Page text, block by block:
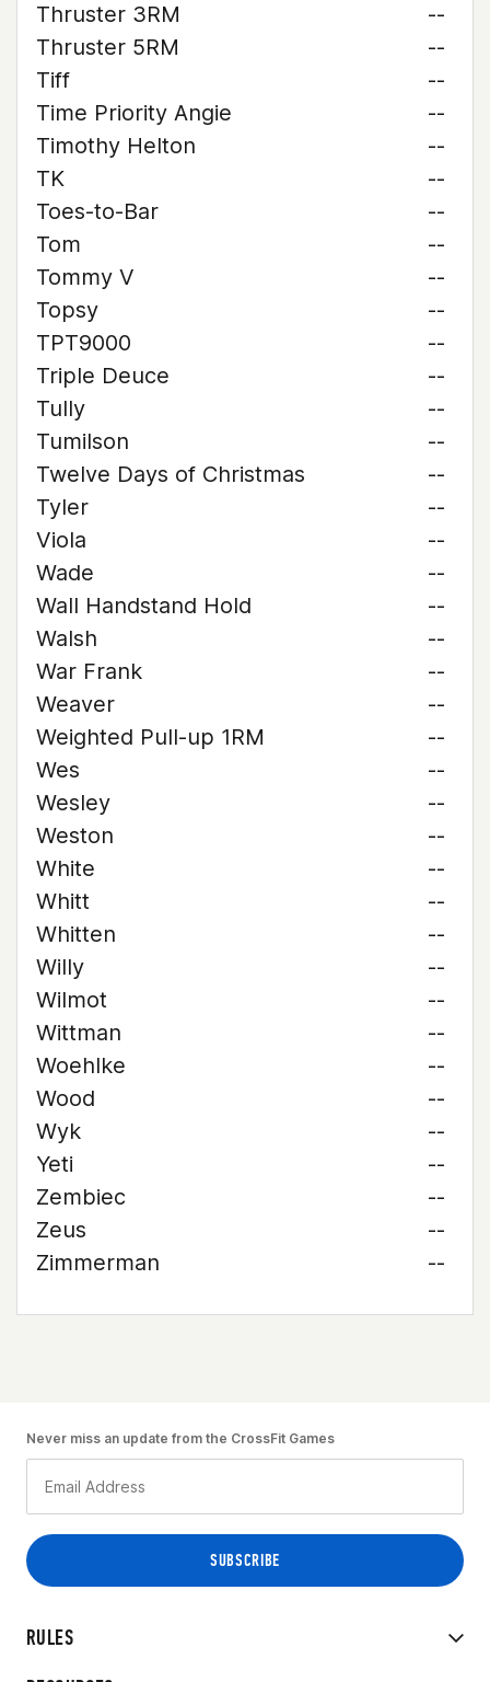
Thruster 3RM
--
Thruster 5RM
--
Tiff
--
Time Priority Angie
--
Timothy Helton
--
TK
--
Toes-to-Bar
--
Tom
--
Tommy V
--
Topsy
--
TPT9000
--
Triple Deuce
--
Tully
--
Tumilson
--
Twelve Days of Christmas
--
Tyler
--
Viola
--
Wade
--
Wall Handstand Hold
--
Walsh
--
War Frank
--
Weaver
--
Weighted Pull-up 1RM
--
Wes
--
Wesley
--
Weston
--
White
--
Whitt
--
Whitten
--
Willy
--
Wilmot
--
Wittman
--
Woehlke
--
Wood
--
Wyk
--
Yeti
--
Zembiec
--
Zeus
--
Zimmerman
--
RULES
Never miss an update from the CrossFit Games